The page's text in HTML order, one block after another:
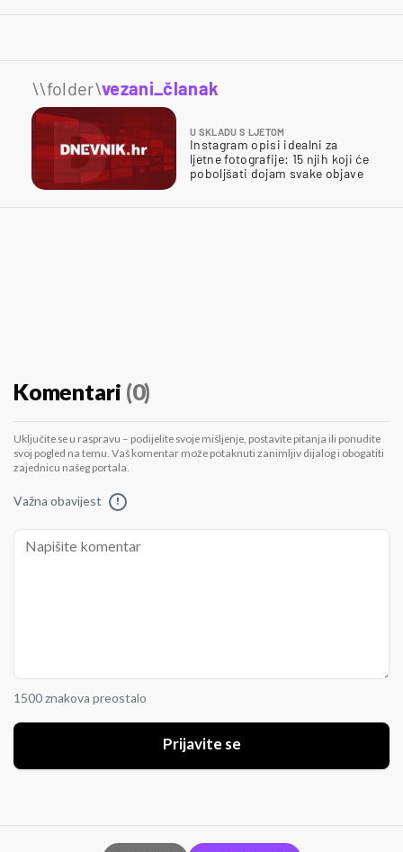
\\folder\vezani_članak
U SKLADU S LJETOM
Instagram opisi idealni za
ljetne fotografije: 15 njih koji će
poboljšati dojam svake objave
Komentari (0)
Uključite se u raspravu – podijelite svoje mišljenje, postavite pitanja ili ponudite
svoj pogled na temu. Vaš komentar može potaknuti zanimljiv dijalog i obogatiti
zajednicu našeg portala.
Važna obavijest !
1500 znakova preostalo
Prijavite se